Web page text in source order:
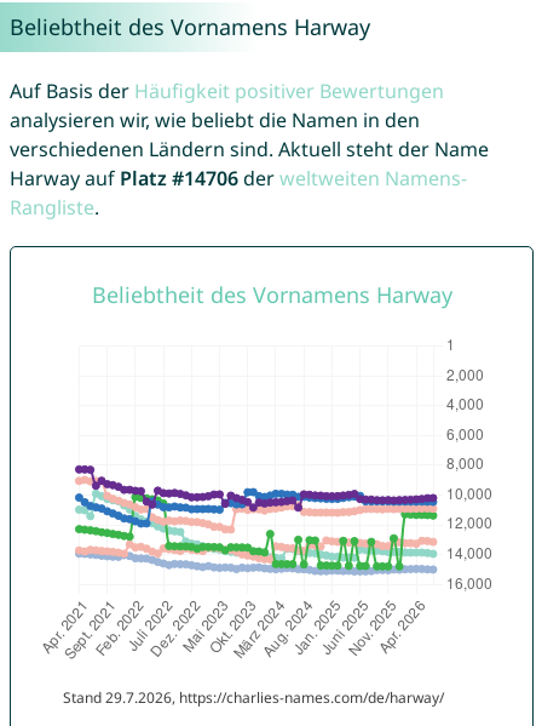
Beliebtheit des Vornamens Harway
Auf Basis der Häufigkeit positiver Bewertungen
analysieren wir, wie beliebt die Namen in den
verschiedenen Ländern sind. Aktuell steht der Name
Harway auf Platz #14706derweltweiten Namens-
Rangliste.